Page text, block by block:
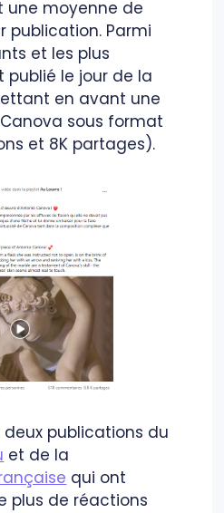
une moyenne de
publication. Parmi
et les plus
publié le jour de la
en avant une
sous format
et 8K partages).
publications du
et de la
qui ont
plus de réactions